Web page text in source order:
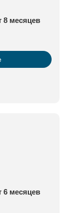
8 месяцев
6 месяцев